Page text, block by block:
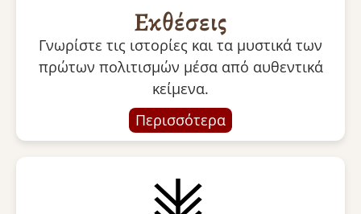
Εκθέσεις
Γνωρίστε τις ιστορίες και τα μυστικά των
πρώτων πολιτισμών μέσα από αυθεντικά
κείμενα.
Περισσότερα